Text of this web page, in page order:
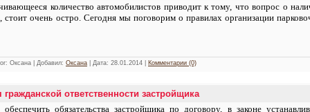
количество автомобилистов приводит к тому, что вопрос о
стоит очень остро. Сегодня мы поговорим о правилах организации
Оксана | Добавил: Оксана | Дата: 28.01.2014 Комментарии (0)
ответственности застройщика
обязательства застройщика по договору, в законе